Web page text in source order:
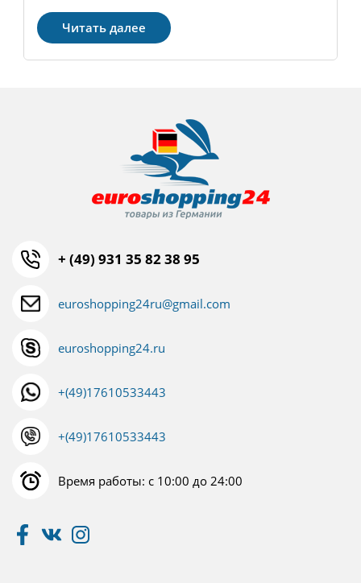
Читать далее
+ (49) 931 35 82 38 95
euroshopping24ru@gmail.com
euroshopping24.ru
+(49)17610533443
+(49)17610533443
Время работы: с 10:00 до 24:00